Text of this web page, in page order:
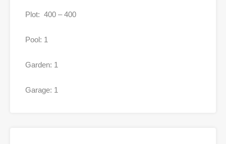
Plot: 400 – 400
Pool: 1
Garden: 1
Garage: 1